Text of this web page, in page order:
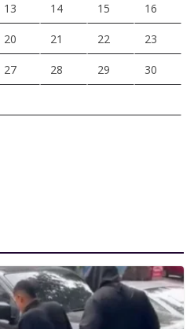
13 14 15 16
20 21 22 23
27 28 29 30